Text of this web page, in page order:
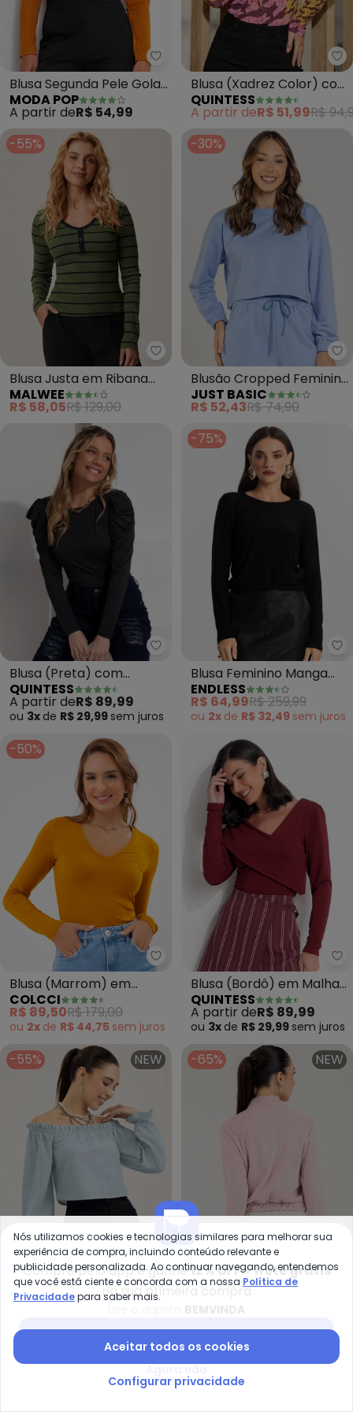
Moda Pop - Blusa Segunda
Blusa Segunda Pele Gola
Alta (Caramelo)
MODA POP
A partir deR$ 54,99
Blusa (Xadrez Color) com
Recorte no Busto
QUINTESS
A partir deR$ 51,99R$
-55%
Malwee - Blusa Justa em
Blusa Justa em Ribana
Listrada (Verde Militar)
MALWEE
R$ 58,05R$ 129,00
-30%
Blusão Cropped Feminino
(Azul)
JUST BASIC
R$ 52,43R$ 74,90
Quintess - Blusa (Preta) com
Blusa (Preta) com
Mangas Bufantes
QUINTESS
A partir deR$ 89,99
ou 3x de R$ 29,99 sem juros
-75%
Blusa Feminino Manga
Longa (Preto)
ENDLESS
R$ 64,99R$ 259,99
ou 2x de R$ 32,49 sem juros
-50%
Colcci - Blusa (Marrom) em
Blusa (Marrom) em
Viscose com Bordado
COLCCI
R$ 89,50R$ 179,00
ou 2x de R$ 44,75 sem juros
Blusa (Bordô) em Malha
Texturizada
QUINTESS
A partir deR$ 89,99
ou 3x de R$ 29,99 sem juros
-55% NEW
Blusa em Algodão (Azul
ou sem
-65% NEW
de juros
-44% -64%
Compre pelo app e ganhe12% OFF + frete grátis
na sua primeira compra
Nós utilizamos cookies e tecnologias similares para melhorar sua
experiência de compra, incluindo conteúdo relevante e
publicidade personalizada. Ao continuar navegando, entendemos
que você está ciente e concorda com a nossa Política de
Privacidadepara saber mais.
Aceitar todos os cookies
Configurar privacidade